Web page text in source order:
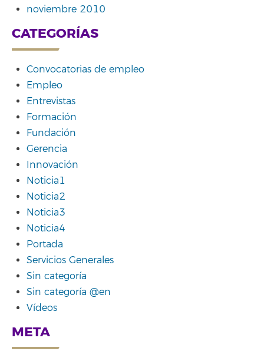
noviembre 2010
CATEGORÍAS
Convocatorias de empleo
Empleo
Entrevistas
Formación
Fundación
Gerencia
Innovación
Noticia1
Noticia2
Noticia3
Noticia4
Portada
Servicios Generales
Sin categoría
Sin categoría @en
Vídeos
META